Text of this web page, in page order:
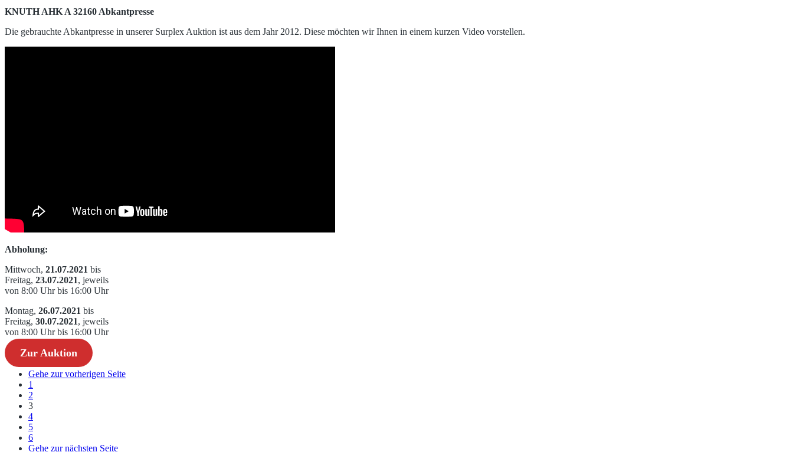
KNUTH AHK A 32160 Abkantpresse
Die gebrauchte Abkantpresse in unserer Surplex Auktion ist aus dem Jahr 2012. Diese möchten wir Ihnen in einem kurzen Video vorstellen.
Abholung:
Mittwoch, 21.07.2021 bis
Freitag, 23.07.2021, jeweils
von 8:00 Uhr bis 16:00 Uhr
Montag, 26.07.2021 bis
Freitag, 30.07.2021, jeweils
von 8:00 Uhr bis 16:00 Uhr
Zur Auktion
Gehe zur vorherigen Seite
1
2
3
4
5
6
Gehe zur nächsten Seite